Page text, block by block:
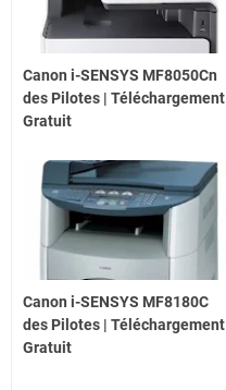
Canon i-SENSYS MF8050Cn
des Pilotes | Téléchargement
Gratuit
Canon i-SENSYS MF8180C
des Pilotes | Téléchargement
Gratuit